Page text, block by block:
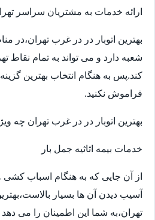
ارائه خدمات به مشتریان سراسر
بهترین اتوبار در در غرب تهران،در
شعبه دارد و می تواند به تمام
کند.پس به هنگام انتخاب بهترین
فراموش نکنید.
بهترین اتوبار در در غرب تهران چه
خدمات بیمه اثاثیه جمل بار
از آن جایی که به هنگام اسباب کشی
آسیب دیدن آن ها بسیار
تهران،به شما این اطمینان را می